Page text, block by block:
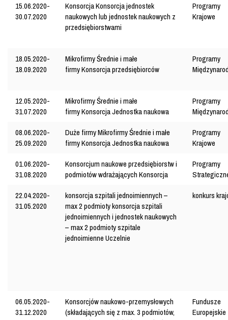
15.06.2020-
30.07.2020
KonsorcjaKonsorcja jednostek
naukowych lub jednostek naukowych z
przedsiębiorstwami
Programy
Krajowe
18.05.2020-
18.09.2020
MikrofirmyŚrednie i małe
firmyKonsorcja przedsiębiorców
Programy
12.05.2020-
31.07.2020
MikrofirmyŚrednie i małe
firmyKonsorcjaJednostka naukowa
Programy
08.06.2020-
25.09.2020
Duże firmyMikrofirmyŚrednie i małe
firmyKonsorcjaJednostka naukowa
Programy
Krajowe
01.06.2020-
31.08.2020
Konsorcjum naukoweprzedsiębiorstw i
podmiotów wdrażającychKonsorcja
Programy
22.04.2020-
31.05.2020
konsorcja szpitali jednoimiennych –
max 2 podmiotykonsorcja szpitali
jednoimiennych i jednostek naukowych
– max 2 podmiotyszpitale
jednoimienneUczelnie
konkurs
06.05.2020-
31.12.2020
Konsorcjów naukowo-przemysłowych
(składających się z max. 3 podmiotów,
Fundusze
Europejskie